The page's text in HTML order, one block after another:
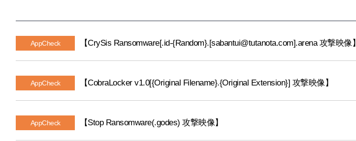
AppCheck 【CrySis Ransomware[.id-{Random}.[sabantui@tutanota.com].arena 攻撃映像】
AppCheck 【CobraLocker v1.0[{Original Filename}.{Original Extension}] 攻撃映像】
AppCheck 【Stop Ransomware(.godes) 攻撃映像】